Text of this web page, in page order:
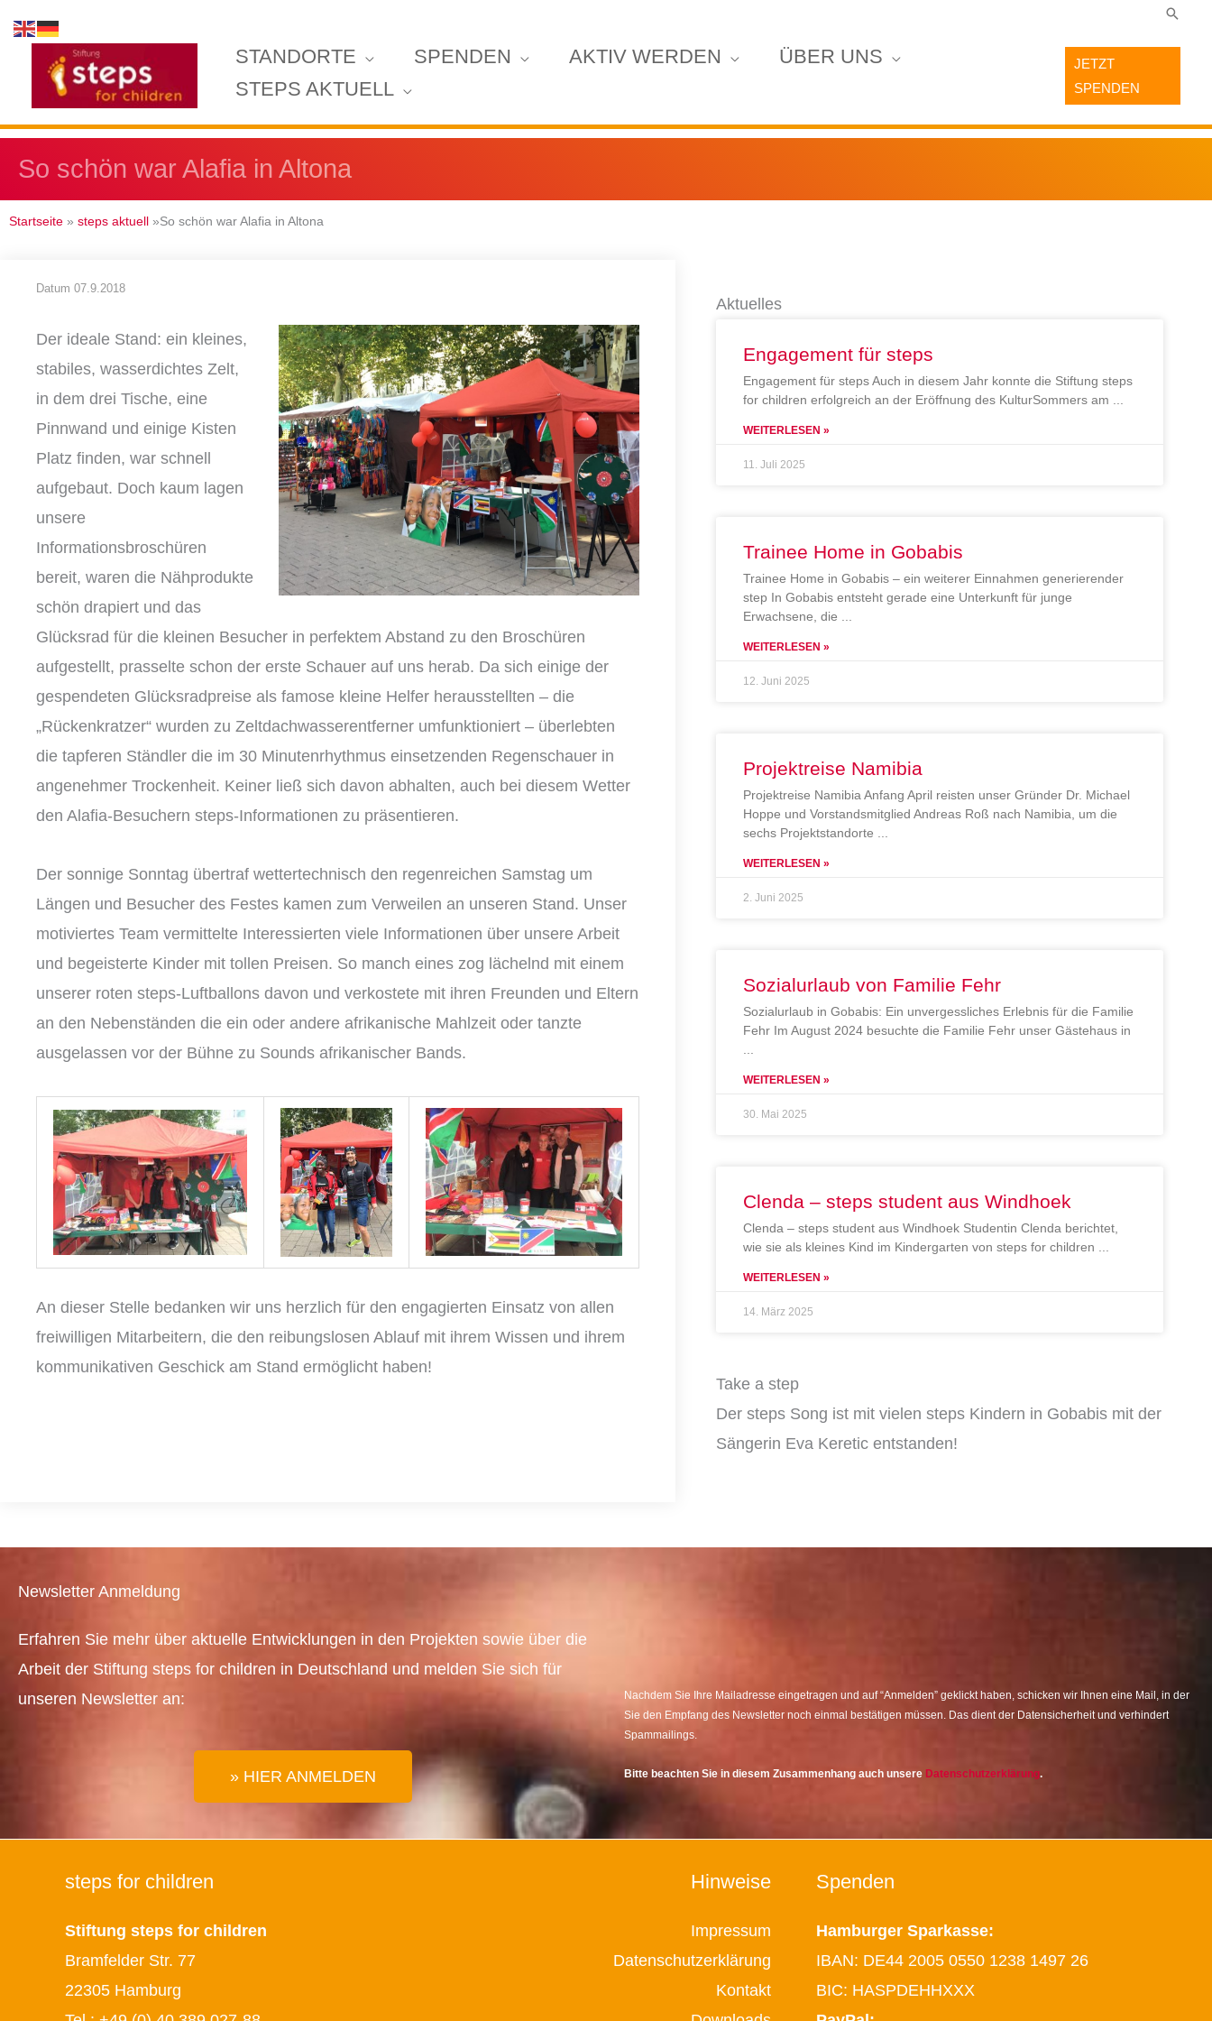
Inhalt
springen
STANDORTE SPENDEN AKTIV WERDEN
ÜBER UNS
STEPS AKTUELL
JETZT
SPENDEN
So schön war Alafia in Altona
Startseite » steps aktuell »So schön war Alafia in Altona
Datum 07.9.2018
Der ideale Stand: ein kleines,
stabiles, wasserdichtes Zelt,
in dem drei Tische, eine
Pinnwand und einige Kisten
Platz finden, war schnell
aufgebaut. Doch kaum lagen
unsere
Informationsbroschüren
bereit, waren die Nähprodukte
schön drapiert und das
Glücksrad für die kleinen Besucher in perfektem Abstand zu den Broschüren
aufgestellt, prasselte schon der erste Schauer auf uns herab. Da sich einige der
gespendeten Glücksradpreise als famose kleine Helfer herausstellten – die
„Rückenkratzer“ wurden zu Zeltdachwasserentferner umfunktioniert – überlebten
die tapferen Ständler die im 30 Minutenrhythmus einsetzenden Regenschauer in
angenehmer Trockenheit. Keiner ließ sich davon abhalten, auch bei diesem Wetter
den Alafia-Besuchern steps-Informationen zu präsentieren.
Der sonnige Sonntag übertraf wettertechnisch den regenreichen Samstag um
Längen und Besucher des Festes kamen zum Verweilen an unseren Stand. Unser
motiviertes Team vermittelte Interessierten viele Informationen über unsere Arbeit
und begeisterte Kinder mit tollen Preisen. So manch eines zog lächelnd mit einem
unserer roten steps-Luftballons davon und verkostete mit ihren Freunden und Eltern
an den Nebenständen die ein oder andere afrikanische Mahlzeit oder tanzte
ausgelassen vor der Bühne zu Sounds afrikanischer Bands.
An dieser Stelle bedanken wir uns herzlich für den engagierten Einsatz von allen
freiwilligen Mitarbeitern, die den reibungslosen Ablauf mit ihrem Wissen und ihrem
kommunikativen Geschick am Stand ermöglicht haben!
Aktuelles
Engagement für steps
Engagement für steps Auch in diesem Jahr konnte die Stiftung steps
for children erfolgreich an der Eröffnung des KulturSommers am
WEITERLESEN »
11. Juli 2025
Trainee Home in Gobabis
Trainee Home in Gobabis – ein weiterer Einnahmen generierender
step In Gobabis entsteht gerade eine Unterkunft für junge
Erwachsene, die
WEITERLESEN »
12. Juni 2025
Projektreise Namibia
Projektreise Namibia Anfang April reisten unser Gründer Dr. Michael
Hoppe und Vorstandsmitglied Andreas Roß nach Namibia, um die
sechs Projektstandorte
WEITERLESEN »
2. Juni 2025
Sozialurlaub von Familie Fehr
Sozialurlaub in Gobabis: Ein unvergessliches Erlebnis für die Familie
Fehr Im August 2024 besuchte die Familie Fehr unser Gästehaus in
WEITERLESEN »
30. Mai 2025
Clenda – steps student aus Windhoek
Clenda – steps student aus Windhoek Studentin Clenda berichtet,
wie sie als kleines Kind im Kindergarten von steps for children
WEITERLESEN »
14. März 2025
Take a step
Der steps Song ist mit vielen steps Kindern in Gobabis mit der
Sängerin Eva Keretic entstanden!
Newsletter Anmeldung
Erfahren Sie mehr über aktuelle Entwicklungen in den Projekten sowie über die
Arbeit der Stiftung steps for children in Deutschland und melden Sie sich für
unseren Newsletter an:
» HIER ANMELDEN
Nachdem Sie Ihre Mailadresse eingetragen und auf “Anmelden” geklickt haben, schicken wir Ihnen eine Mail, in der
Sie den Empfang des Newsletter noch einmal bestätigen müssen. Das dient der Datensicherheit und verhindert
Spammailings.
Bitte beachten Sie in diesem Zusammenhang auch unsere Datenschutzerklärung.
steps for children
Stiftung steps for children
Bramfelder Str. 77
22305 Hamburg
Hinweise
Impressum
Datenschutzerklärung
Kontakt
Spenden
Hamburger Sparkasse:
IBAN: DE44 2005 0550 1238 1497 26
BIC: HASPDEHHXXX